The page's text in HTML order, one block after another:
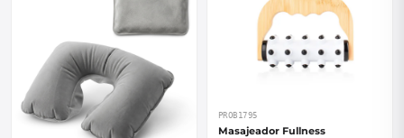
PROB1795
Masajeador Fullness